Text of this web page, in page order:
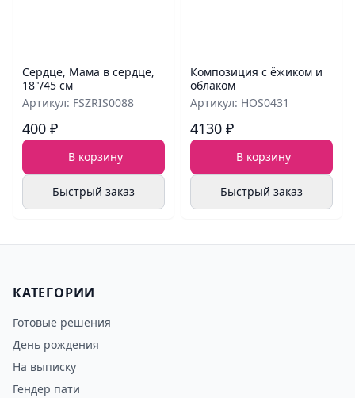
Сердце, Мама в сердце,
18"/45 см
Артикул: FSZRIS0088
400 ₽
В корзину
Быстрый заказ
Композиция с ёжиком и
облаком
Артикул: HOS0431
4130 ₽
В корзину
Быстрый заказ
КАТЕГОРИИ
Готовые решения
День рождения
На выписку
Гендер пати